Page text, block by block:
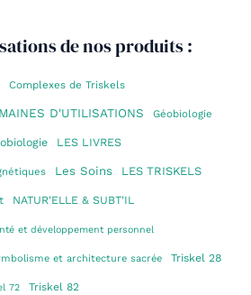
de nos produits :
Complexes de Triskels
D'UTILISATIONS Géobiologie
LES LIVRES
Les Soins LES TRISKELS
NATUR'ELLE & SUBT'IL
et développement personnel
et architecture sacrée Triskel 28
72 Triskel 82